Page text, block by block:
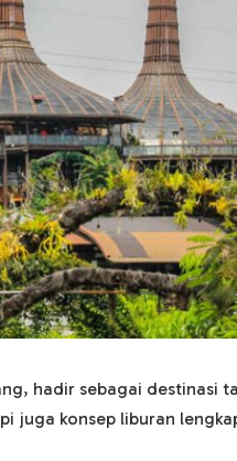
hadir sebagai destinasi
juga konsep liburan